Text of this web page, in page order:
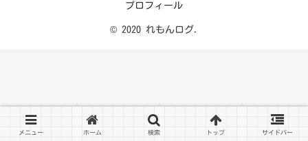
プロフィール
© 2020 れもんログ.
メニュー ホーム 検索 トップ サイドバー